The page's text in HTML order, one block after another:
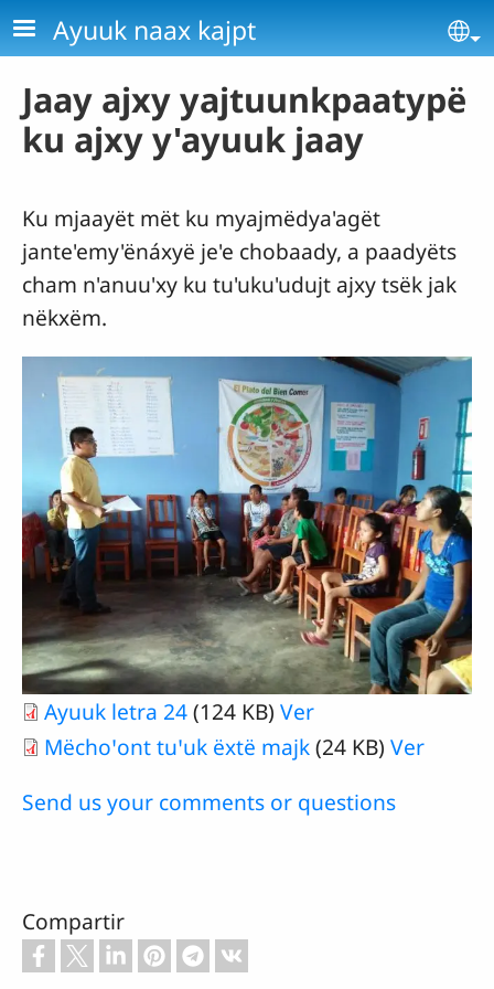
Pasar al contenido principal
Ayuuk naax kajpt
Jaay ajxy yajtuunkpaatypë
ku ajxy y'ayuuk jaay
Ku mjaayët mët ku myajmëdya'agët
jante'emy'ënáxyë je'e chobaady, a paadyëts
cham n'anuu'xy ku tu'uku'udujt ajxy tsëk jak
nëkxëm.
Ayuuk letra 24(124 KB) Ver
Mëchoꞌont tuꞌuk ëxtë majk(24 KB) Ver
Send us your comments or questions
Compartir